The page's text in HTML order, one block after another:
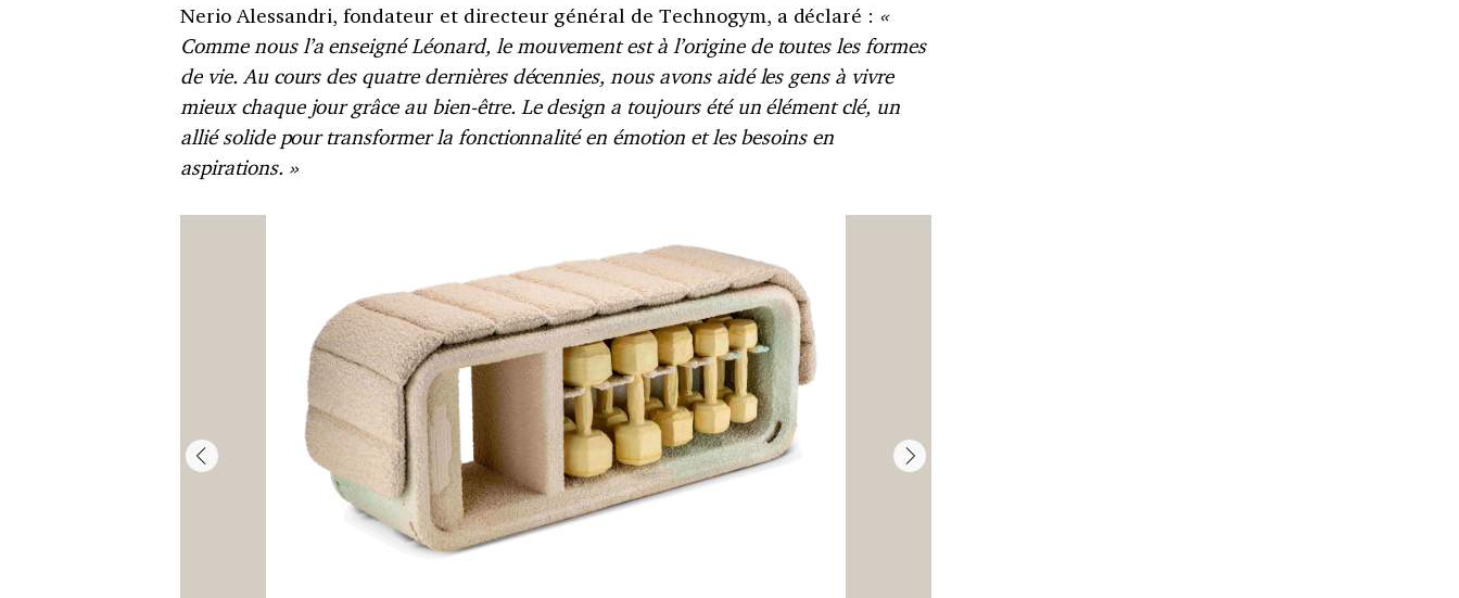
Nerio Alessandri, fondateur et directeur général de Technogym, a déclaré : «
Comme nous l’a enseigné Léonard, le mouvement est à l’origine de toutes les formes
de vie. Au cours des quatre dernières décennies, nous avons aidé les gens à vivre
mieux chaque jour grâce au bien-être. Le design a toujours été un élément clé, un
allié solide pour transformer la fonctionnalité en émotion et les besoins en
aspirations. »